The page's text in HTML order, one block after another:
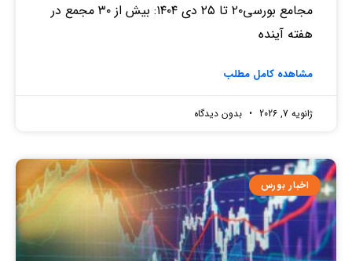
مجامع بورسی۲۰ تا ۲۵ دی ۱۴۰۴: بیش از ۳۰ مجمع در
هفته آینده
مشاهده کامل مطلب
ژانویه 7, 2026 بدون دیدگاه
اخبار بورس